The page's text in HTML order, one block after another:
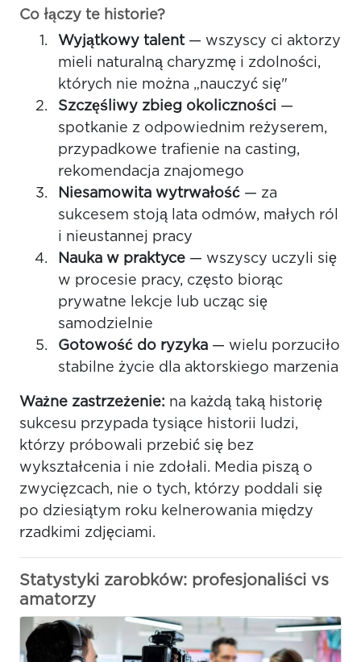
Co łączy te historie?
Wyjątkowy talent— wszyscy ci aktorzy
mieli naturalną charyzmę i zdolności,
których nie można „nauczyć się"
Szczęśliwy zbieg okoliczności —
spotkanie z odpowiednim reżyserem,
przypadkowe trafienie na casting,
rekomendacja znajomego
Niesamowita wytrwałość — za
sukcesem stoją lata odmów, małych ról
i nieustannej pracy
Nauka w praktyce — wszyscy uczyli się
w procesie pracy, często biorąc
prywatne lekcje lub ucząc się
samodzielnie
Gotowość do ryzyka — wielu porzuciło
stabilne życie dla aktorskiego marzenia
Ważne zastrzeżenie: na każdą taką historię
sukcesu przypada tysiące historii ludzi,
którzy próbowali przebić się bez
wykształcenia i nie zdołali. Media piszą o
zwycięzcach, nie o tych, którzy poddali się
po dziesiątym roku kelnerowania między
rzadkimi zdjęciami.
Statystyki zarobków: profesjonaliści vs
amatorzy